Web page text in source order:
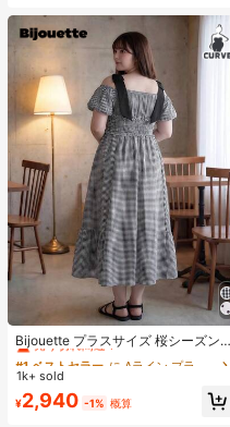
Bijouette プラスサイズ 桜シーズン
終了限定版 ブラック&ホワイト ノー
スリーブ タイダイドレス バルーンス
リーブ ハイウエスト 絞り入り Aライ
ンスカート
#1 ベストセラー
に Aライン プラスサイズのドレス
売り切れ間近！
#1 ベストセラー
売り切れ間近！
#1 ベストセラー
売り切れ間近！
#1 ベストセラー
売り切れ間近！
1k+ sold
¥2,940 -1% 概算